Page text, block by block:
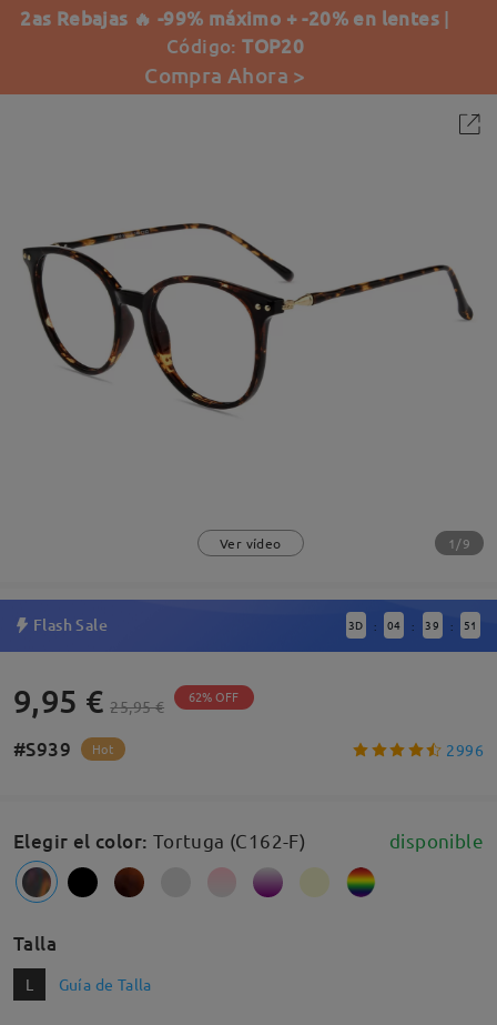
2as Rebajas 🔥 -99% máximo + -20% en lentes |
Código:TOP20
Compra Ahora >
Ver vídeo 1/9
Flash Sale 3D : 04 : 39 : 51
9,95 € 25,95 € 62% OFF
#S939 Hot 2996
Elegir el color: Tortuga (C162-F) disponible
Talla
L Guía de Talla